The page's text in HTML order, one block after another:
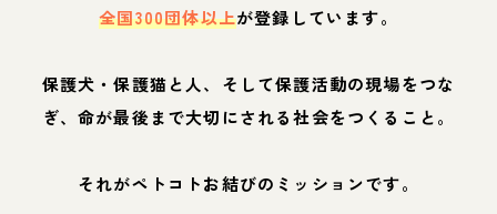
全国300団体以上が登録しています。
保護犬・保護猫と人、そして保護活動の現場をつな
ぎ、命が最後まで大切にされる社会をつくること。
それがペトコトお結びのミッションです。